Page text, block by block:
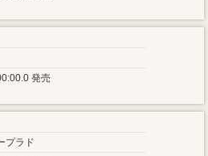
発売
プラド